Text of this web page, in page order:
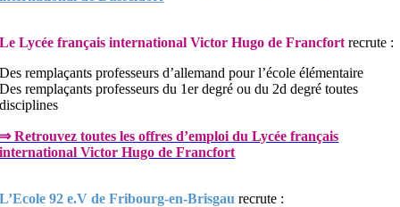
Le Lycée français internationalVictor Hugo de Francfort recrute :
Des remplaçants professeurs d’allemand pour l’école élémentaire
Des remplaçants professeurs du 1er degré ou du 2d degré toutes
disciplines
⇒ Retrouvez toutes les offres d’emploi du Lycée français
international Victor Hugo de Francfort
L’Ecole 92 e.V de Fribourg-en-Brisgau recrute :